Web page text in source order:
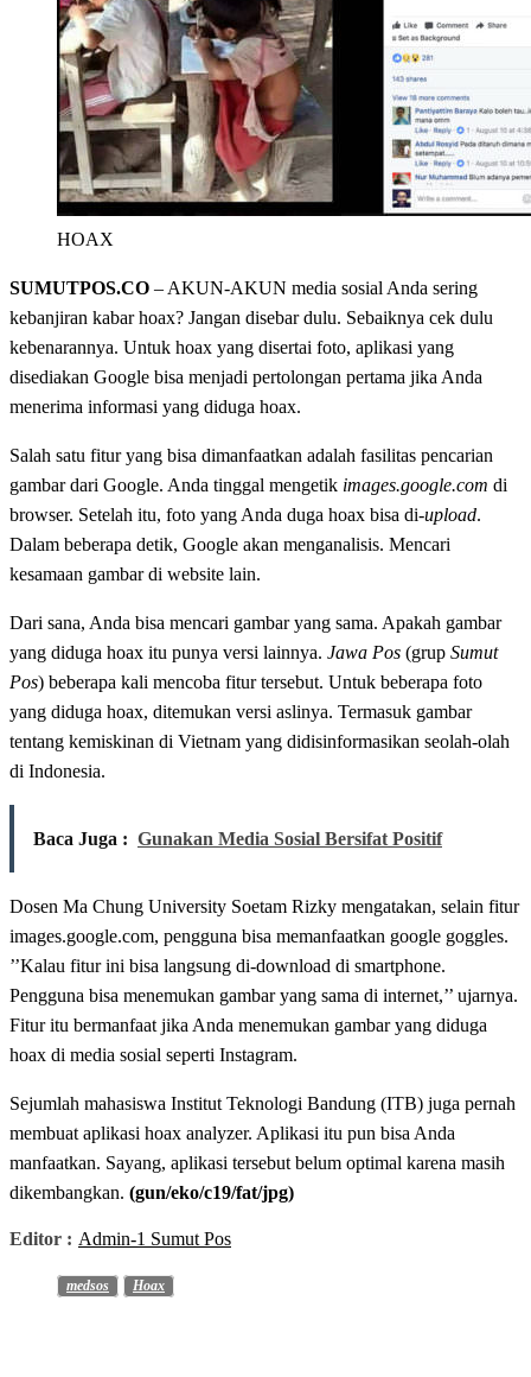
HOAX
SUMUTPOS.CO – AKUN-AKUN media sosial Anda sering
kebanjiran kabar hoax? Jangan disebar dulu. Sebaiknya cek dulu
kebenarannya. Untuk hoax yang disertai foto, aplikasi yang
disediakan Google bisa menjadi pertolongan pertama jika Anda
menerima informasi yang diduga hoax.
Salah satu fitur yang bisa dimanfaatkan adalah fasilitas pencarian
gambar dari Google. Anda tinggal mengetik images.google.com di
browser. Setelah itu, foto yang Anda duga hoax bisa di-upload.
Dalam beberapa detik, Google akan menganalisis. Mencari
kesamaan gambar di website lain.
Dari sana, Anda bisa mencari gambar yang sama. Apakah gambar
yang diduga hoax itu punya versi lainnya. Jawa Pos (grup Sumut
Pos) beberapa kali mencoba fitur tersebut. Untuk beberapa foto
yang diduga hoax, ditemukan versi aslinya. Termasuk gambar
tentang kemiskinan di Vietnam yang didisinformasikan seolah-olah
di Indonesia.
Baca Juga : Gunakan Media Sosial Bersifat Positif
Dosen Ma Chung University Soetam Rizky mengatakan, selain fitur
images.google.com, pengguna bisa memanfaatkan google goggles.
’’Kalau fitur ini bisa langsung di-download di smartphone.
Pengguna bisa menemukan gambar yang sama di internet,’’ ujarnya.
Fitur itu bermanfaat jika Anda menemukan gambar yang diduga
hoax di media sosial seperti Instagram.
Sejumlah mahasiswa Institut Teknologi Bandung (ITB) juga pernah
membuat aplikasi hoax analyzer. Aplikasi itu pun bisa Anda
manfaatkan. Sayang, aplikasi tersebut belum optimal karena masih
dikembangkan. (gun/eko/c19/fat/jpg)
Editor : Admin-1 Sumut Pos
medsos Hoax